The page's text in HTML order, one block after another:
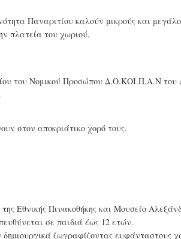
Παναριτίου καλούν μικρούς και
πλατεία του χωριού.
του Νομικού Προσώπου Δ.Ο.ΚΟΙ.Π.Α.Ν
στον αποκριάτικο χορό τους.
Εθνικής Πινακοθήκης και Μουσείο
σε παιδιά έως 12 ετών.
ζωγραφίζοντας ευφάνταστους